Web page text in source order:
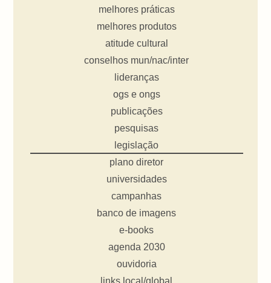
melhores práticas
melhores produtos
atitude cultural
conselhos mun/nac/inter
lideranças
ogs e ongs
publicações
pesquisas
legislação
plano diretor
universidades
campanhas
banco de imagens
e-books
agenda 2030
ouvidoria